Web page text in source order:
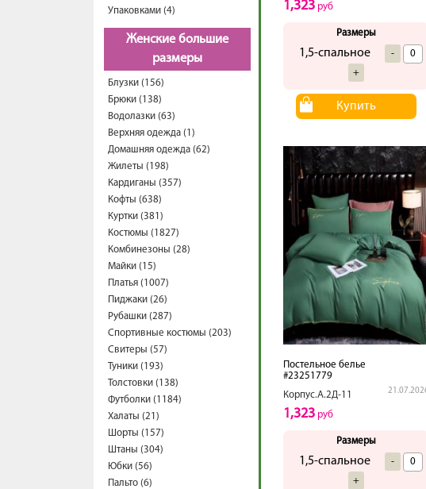
Упаковками (4)
Женские большие
размеры
Блузки (156)
Брюки (138)
Водолазки (63)
Верхняя одежда (1)
Домашняя одежда (62)
Жилеты (198)
Кардиганы (357)
Кофты (638)
Куртки (381)
Костюмы (1827)
Комбинезоны (28)
Майки (15)
Платья (1007)
Пиджаки (26)
Рубашки (287)
Спортивные костюмы (203)
Свитеры (57)
Туники (193)
Толстовки (138)
Футболки (1184)
Халаты (21)
Шорты (157)
Штаны (304)
Юбки (56)
Пальто (6)
1,323 руб
Размеры
1,5-спальное
-
+
Купить
Постельное белье
#23251779
Корпус.А.2Д-11
1,323 руб
Размеры
1,5-спальное
-
+